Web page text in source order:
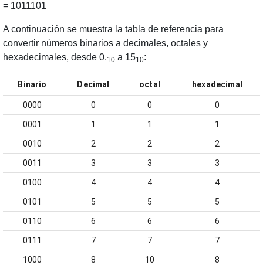
= 1011101
A continuación se muestra la tabla de referencia para
convertir números binarios a decimales, octales y
hexadecimales, desde 0.10 a 1510:
Binario Decimal octal hexadecimal
0000 0 0 0
0001 1 1 1
0010 2 2 2
0011 3 3 3
0100 4 4 4
0101 5 5 5
0110 6 6 6
0111 7 7 7
1000 8 10 8